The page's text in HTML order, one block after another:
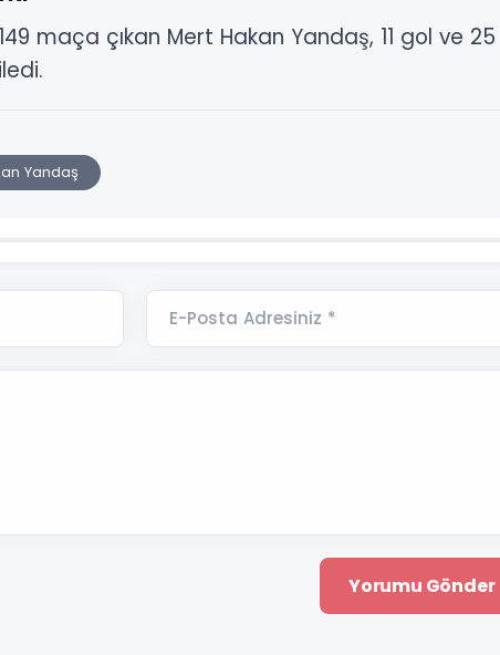
maça çıkan Mert Hakan Yandaş, 11 gol ve 25
Yandaş
E-Posta Adresiniz *